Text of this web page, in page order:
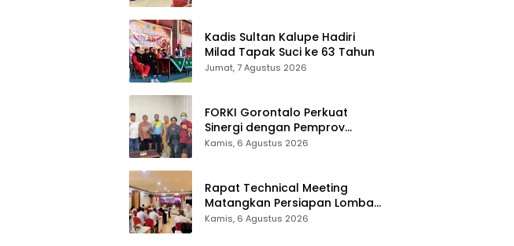
Kadis Sultan Kalupe Hadiri
Milad Tapak Suci ke 63 Tahun
Jumat, 7 Agustus 2026
FORKI Gorontalo Perkuat
Sinergi dengan Pemprov
Jelang Kejurda Liga 1 Piala
Kamis, 6 Agustus 2026
Rapat Technical Meeting
Matangkan Persiapan Lomba
Olahraga Masyarakat Tingkat
Kamis, 6 Agustus 2026